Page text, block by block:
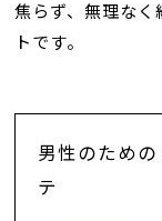
焦らず、無理なく
トです。
男性のため
テ